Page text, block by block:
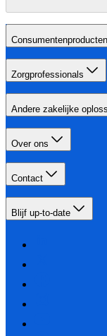
Consumentenproducten
Zorgprofessionals
Andere zakelijke
Over ons
Contact
Blijf up-to-date